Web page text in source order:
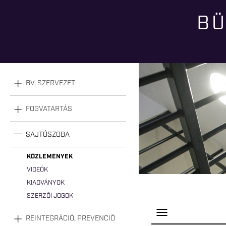
BV. SZERVEZET
FOGVATARTÁS
SAJTÓSZOBA
KÖZLEMÉNYEK
VIDEÓK
KIADVÁNYOK
SZERZŐI JOGOK
REINTEGRÁCIÓ, PREVENCIÓ
P